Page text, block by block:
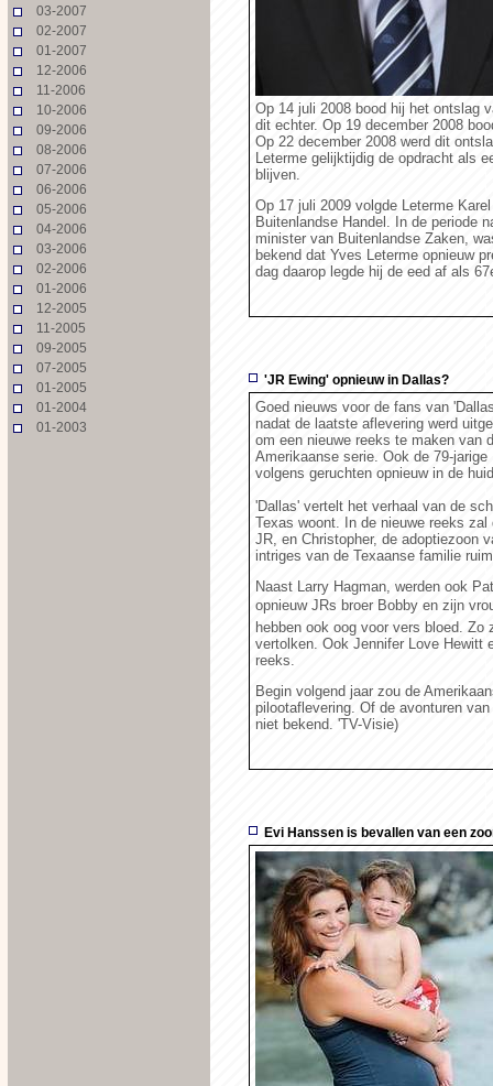
03-2007
02-2007
01-2007
12-2006
11-2006
10-2006
09-2006
08-2006
07-2006
06-2006
05-2006
04-2006
03-2006
02-2006
01-2006
12-2005
11-2005
09-2005
07-2005
01-2005
01-2004
01-2003
Op 14 juli 2008 bood hij het ontslag
dit echter. Op 19 december 2008
Op 22 december 2008 werd dit
Leterme gelijktijdig de opdracht als
blijven.
Op 17 juli 2009 volgde Leterme
Buitenlandse Handel. In de periode
minister van Buitenlandse Zaken,
bekend dat Yves Leterme opnieuw
dag daarop legde hij de eed af als
'JR Ewing' opnieuw in Dallas?
Goed nieuws voor de fans van
nadat de laatste aflevering werd
om een nieuwe reeks te maken van
Amerikaanse serie. Ook de 79-jarige
volgens geruchten opnieuw in de
'Dallas' vertelt het verhaal van de
Texas woont. In de nieuwe reeks
JR, en Christopher, de adoptiezoon
intriges van de Texaanse familie
Naast Larry Hagman, werden ook
opnieuw JRs broer Bobby en zijn
hebben ook oog voor vers bloed. Zo
vertolken. Ook Jennifer Love Hewitt
reeks.
Begin volgend jaar zou de
pilootaflevering. Of de avonturen
niet bekend. 'TV-Visie)
Evi Hanssen is bevallen van een